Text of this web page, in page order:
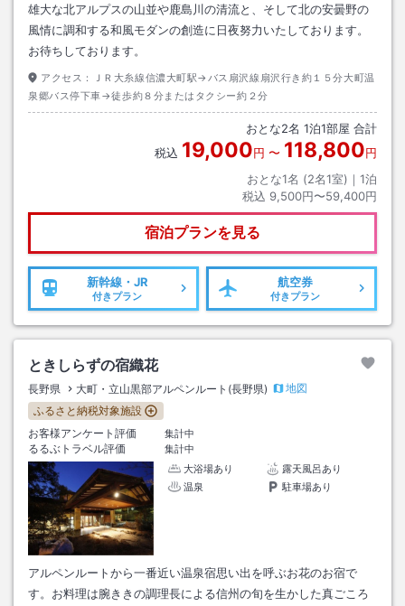
雄大な北アルプスの山並や鹿島川の清流と、そして北の安曇野の
風情に調和する和風モダンの創造に日夜努力いたしております。
お待ちしております。
アクセス：
ＪＲ大糸線信濃大町駅→バス扇沢線扇沢行き約１５分大町温
泉郷バス停下車→徒歩約８分またはタクシー約２分
おとな2名 1泊1部屋 合計
税込 19,000円 〜 118,800円
おとな1名 (2名1室)｜ 1泊
税込 9,500円〜59,400円
宿泊プランを見る
新幹線・JR
付きプラン
航空券
付きプラン
ときしらずの宿織花
長野県 大町・立山黒部アルペンルート(長野県)
地図
ふるさと納税対象施設
お客様アンケート評価
集計中
るるぶトラベル評価
集計中
大浴場あり
露天風呂あり
温泉
駐車場あり
アルペンルートから一番近い温泉宿思い出を呼ぶお花のお宿で
す。お料理は腕ききの調理長による信州の旬を生かした真ごころ